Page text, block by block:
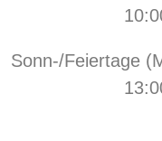
Sonn-/Feiertage